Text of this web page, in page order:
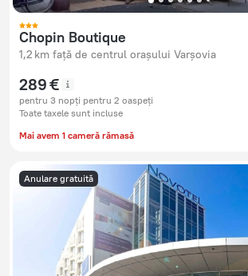
Chopin Boutique
1,2 km față de centrul orașului Varșovia
289 €
pentru 3 nopți pentru 2 oaspeți
Toate taxele sunt incluse
Mai avem 1 cameră rămasă
Anulare gratuită